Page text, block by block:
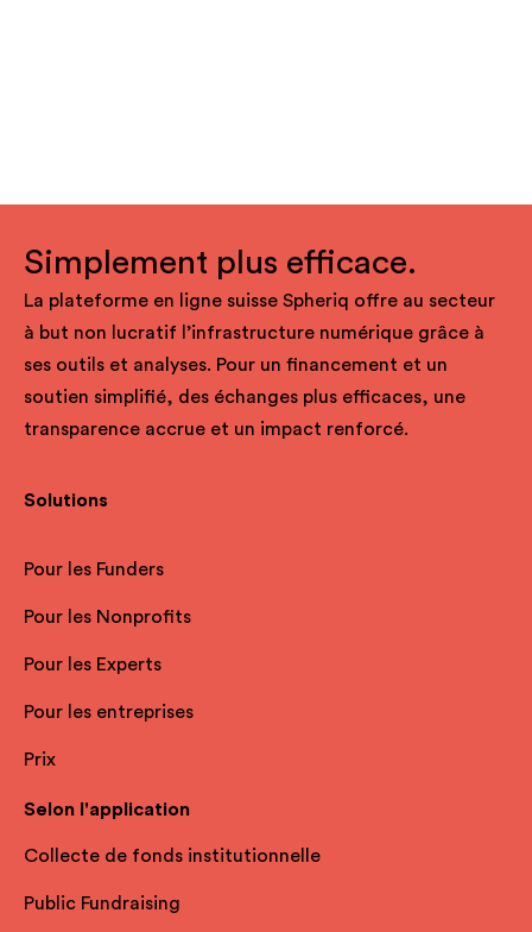
Simplement plus efficace.
La plateforme en ligne suisse Spheriq offre au secteur
à but non lucratif l’infrastructure numérique grâce à
ses outils et analyses. Pour un financement et un
soutien simplifié, des échanges plus efficaces, une
transparence accrue et un impact renforcé.
Solutions
Pour les Funders
Pour les Nonprofits
Pour les Experts
Pour les entreprises
Prix
Selon l'application
Collecte de fonds institutionnelle
Public Fundraising